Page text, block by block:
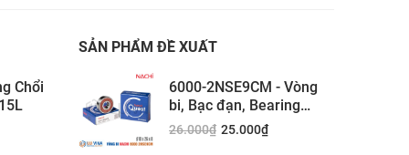
Chổi
SẢN PHẨM ĐỀ XUẤT
6000-2NSE9CM - Vòng
bi, Bạc đạn, Bearing
Nachi 6000-2NSE9CM
26.000₫ 25.000₫